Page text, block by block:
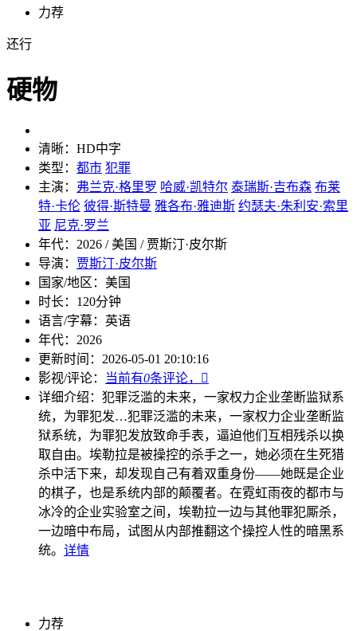
力荐
还行
硬物
清晰： HD中字
类型： 都市 犯罪
主演： 弗兰克·格里罗 哈威·凯特尔 泰瑞斯·吉布森 布莱
特·卡伦 彼得·斯特曼 雅各布·雅迪斯 约瑟夫·朱利安·索里
亚 尼克·罗兰
年代： 2026 / 美国 / 贾斯汀·皮尔斯
导演： 贾斯汀·皮尔斯
国家/地区： 美国
时长： 120分钟
语言/字幕： 英语
年代： 2026
更新时间： 2026-05-01 20:10:16
影视/评论：
当前有0条评论，

详细介绍： 犯罪泛滥的未来，一家权力企业垄断监狱系
统，为罪犯发…犯罪泛滥的未来，一家权力企业垄断监
狱系统，为罪犯发放致命手表，逼迫他们互相残杀以换
取自由。埃勒拉是被操控的杀手之一，她必须在生死猎
杀中活下来，却发现自己有着双重身份——她既是企业
的棋子，也是系统内部的颠覆者。在霓虹雨夜的都市与
冰冷的企业实验室之间，埃勒拉一边与其他罪犯厮杀，
一边暗中布局，试图从内部推翻这个操控人性的暗黑系
统。 详情
力荐